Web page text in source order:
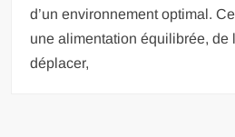
d’un environnement optimal.
une alimentation équilibrée, de
déplacer,